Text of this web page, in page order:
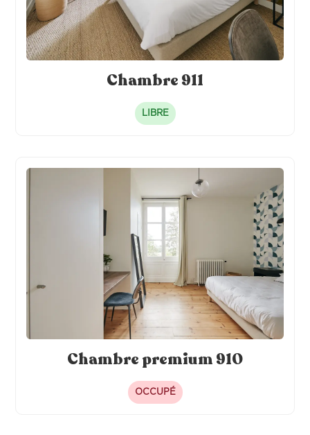
Frigo individuel Alèse de lit
Chambre 911
LIBRE
Chambre premium 910
OCCUPÉ